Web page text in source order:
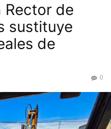
Rector de
sustituye
de
0